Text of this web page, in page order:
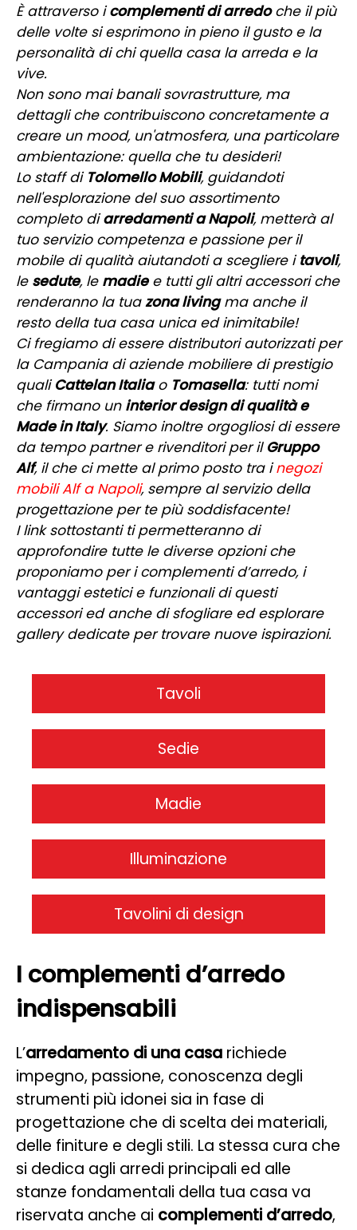
È attraverso icomplementi di arredoche il più
delle volte si esprimono in pieno il gusto e la
personalità di chi quella casa la arreda e la
vive.
Non sono mai banali sovrastrutture, ma
dettagli che contribuiscono concretamente a
creare un mood, un'atmosfera, una particolare
ambientazione: quella che tu desideri!
Lo staff di Tolomello Mobili, guidandoti
nell'esplorazione del suo assortimento
completo diarredamenti a Napoli, metterà al
tuo servizio competenza e passione per il
mobile di qualità aiutandoti a scegliere itavoli,
le sedute, le madiee tutti gli altri accessori che
renderanno la tuazona livingma anche il
resto della tua casa unica ed inimitabile!
Ci fregiamo di essere distributori autorizzati per
la Campania di aziende mobiliere di prestigio
qualiCattelan Italiao Tomasella: tutti nomi
che firmano un interior design di qualità e
Made in Italy. Siamo inoltre orgogliosi di essere
da tempo partner e rivenditori per il Gruppo
Alf, il che ci mette al primo posto tra inegozi
mobili Alf a Napoli, sempre al servizio della
progettazione per te più soddisfacente!
I link sottostanti ti permetteranno di
approfondire tutte le diverse opzioni che
proponiamo per i complementi d’arredo, i
vantaggi estetici e funzionali di questi
accessori ed anche di sfogliare ed esplorare
gallery dedicate per trovare nuove ispirazioni.
Tavoli
Sedie
Madie
Illuminazione
Tavolini di design
I complementi d’arredo
indispensabili
L’arredamento di una casa richiede
impegno, passione, conoscenza degli
strumenti più idonei sia in fase di
progettazione che di scelta dei materiali,
delle finiture e degli stili. La stessa cura che
si dedica agli arredi principali ed alle
stanze fondamentali della tua casa va
riservata anche ai complementi d’arredo,